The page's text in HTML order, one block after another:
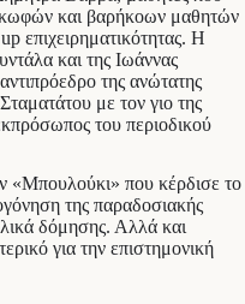
κωφών και βαρήκοων μαθητών
επιχειρηματικότητας. Η
και της Ιωάννας
της ανώτατης
με τον γιο της
του περιοδικού
«Μπουλούκι» που κέρδισε το
της παραδοσιακής
δόμησης. Αλλά και
για την επιστημονική